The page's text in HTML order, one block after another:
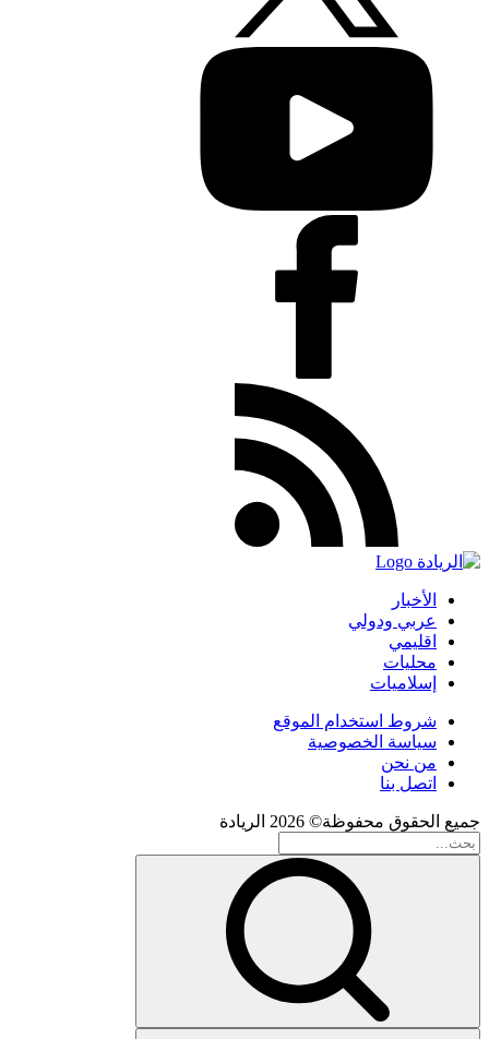
الأخبار
عربي ودولي
اقليمي
محليات
إسلاميات
شروط استخدام الموقع
سياسة الخصوصية
من نحن
اتصل بنا
جميع الحقوق محفوظة© 2026 الريادة